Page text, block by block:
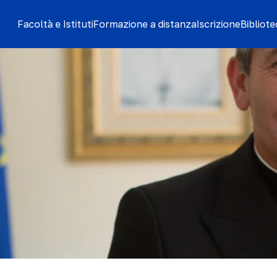
Facoltà e IstitutiFormazione a distanzaIscrizione